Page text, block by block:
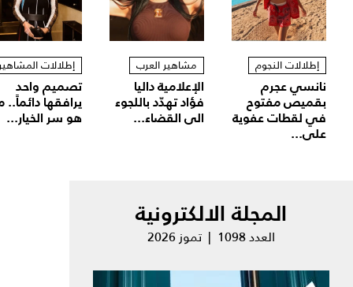
إطلالات النجوم
نانسي عجرم
بقميص مفتوح
في لقطات عفوية
على...
مشاهير العرب
الإعلامية داليا
فؤاد تهدّد باللجوء
الى القضاء...
إطلالات
تصميم واحد
يرافقها دائماً..
هو سر الخيار...
المجلة الالكترونية
العدد 1098 | تموز 2026